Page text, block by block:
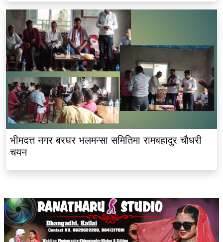
भीमदत्त नगर बरघर भलमन्सा समितिमा रामबहादुर चौधरी
चयन